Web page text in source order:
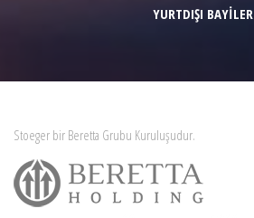
YURTDIŞI BAYİLER
Stoeger bir Beretta Grubu Kuruluşudur.